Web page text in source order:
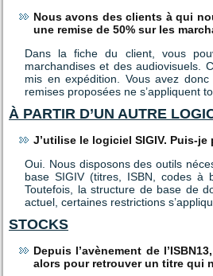
Nous avons des clients à qui
une remise de 50% sur les
Dans la fiche du client, vous
marchandises et des audiovisuels.
mis en expédition. Vous avez
remises proposées ne s’appliquent
À PARTIR D’UN AUTRE
J’utilise le logiciel SIGIV. Puis-je
Oui. Nous disposons des outils
base SIGIV (titres, ISBN, codes à
Toutefois, la structure de base de
actuel, certaines restrictions
STOCKS
Depuis l’avènement de
alors pour retrouver un titre qui